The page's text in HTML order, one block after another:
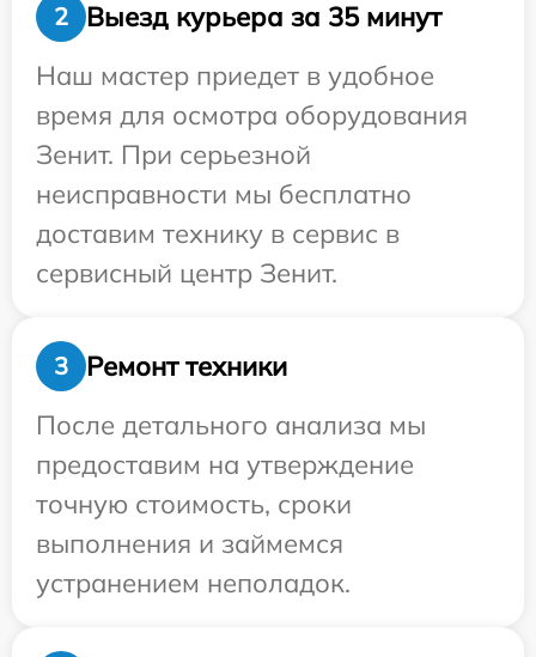
2
Выезд курьера за 35 минут
Наш мастер приедет в удобное
время для осмотра оборудования
Зенит. При серьезной
неисправности мы бесплатно
доставим технику в сервис в
сервисный центр Зенит.
3
Ремонт техники
После детального анализа мы
предоставим на утверждение
точную стоимость, сроки
выполнения и займемся
устранением неполадок.